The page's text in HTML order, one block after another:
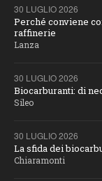
30 LUGLIO 2026
Perché conviene
raffinerie
Lanza
30 LUGLIO 2026
Biocarburanti: di
Sileo
30 LUGLIO 2026
La sfida dei
Chiaramonti